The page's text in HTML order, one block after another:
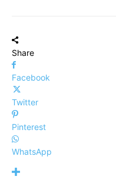
Share
Facebook
Twitter
Pinterest
WhatsApp